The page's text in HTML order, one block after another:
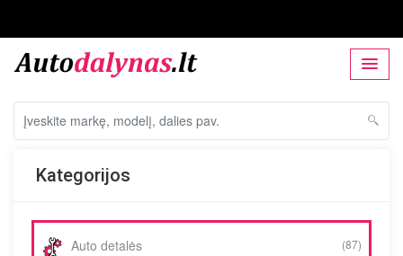
Kategorijos
Auto detalės (87)